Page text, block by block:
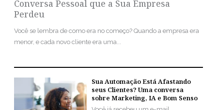
Conversa Pessoal que a Sua Empresa
Perdeu
Você se lembra de como era no começo? Quando a empresa era
menor, e cada novo cliente era uma...
Sua Automação Está Afastando
seus Clientes? Uma conversa
sobre Marketing, IA e Bom Senso